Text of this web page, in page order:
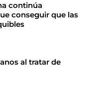
continúa
conseguir que las
al tratar de